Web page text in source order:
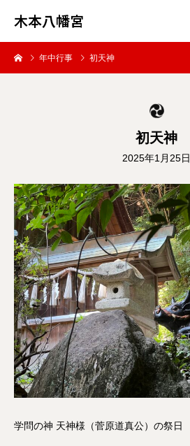
木本八幡宮
年中行事 初天神
初天神
2025年1月25日
学問の神 天神様（菅原道真公）の祭日